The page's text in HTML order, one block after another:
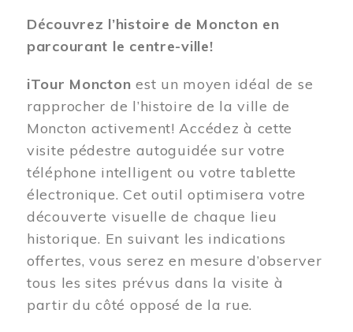
Découvrez l’histoire de Moncton en
parcourant le centre-ville!
iTour Moncton est un moyen idéal de se
rapprocher de l’histoire de la ville de
Moncton activement! Accédez à cette
visite pédestre autoguidée sur votre
téléphone intelligent ou votre tablette
électronique. Cet outil optimisera votre
découverte visuelle de chaque lieu
historique. En suivant les indications
offertes, vous serez en mesure d’observer
tous les sites prévus dans la visite à
partir du côté opposé de la rue.